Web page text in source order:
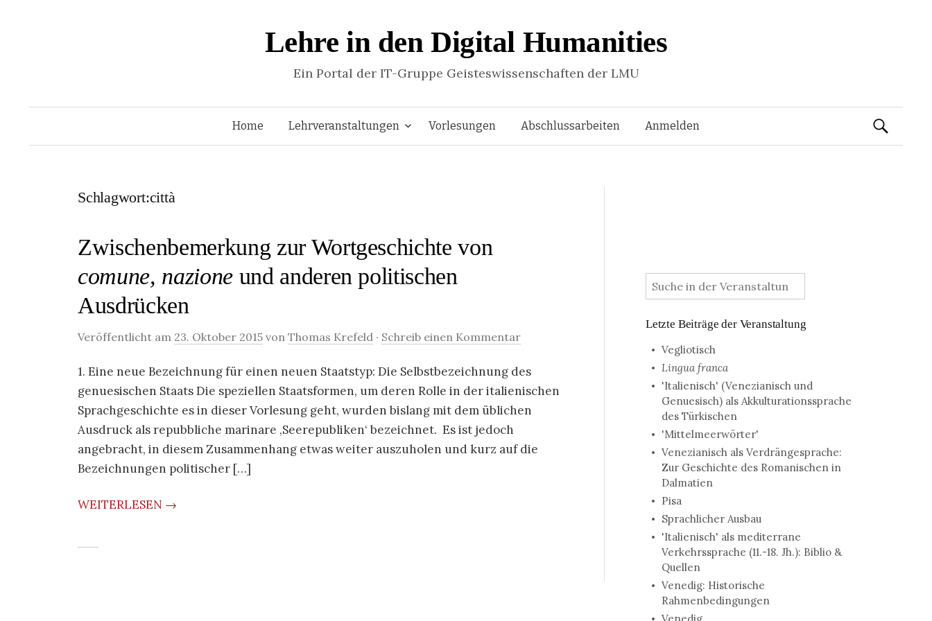
Lehre in den Digital Humanities
Ein Portal der IT-Gruppe Geisteswissenschaften der LMU
Springe
Home Lehrveranstaltungen Vorlesungen Abschlussarbeiten Anmelden Suchen
Schlagwort:città
Zwischenbemerkung zur Wortgeschichte von
comune, nazioneund anderen politischen
Ausdrücken
Veröffentlicht am 23. Oktober 2015 von Thomas Krefeld · Schreib einen Kommentar
1. Eine neue Bezeichnung für einen neuen Staatstyp: Die Selbstbezeichnung des
genuesischen Staats Die speziellen Staatsformen, um deren Rolle in der italienischen
Sprachgeschichte es in dieser Vorlesung geht, wurden bislang mit dem üblichen
Ausdruck als repubbliche marinare ‚Seerepubliken‘ bezeichnet. Es ist jedoch
angebracht, in diesem Zusammenhang etwas weiter auszuholen und kurz auf die
Bezeichnungen politischer […]
WEITERLESEN →
:
Letzte Beiträge der Veranstaltung
Vegliotisch
Lingua franca
'Italienisch' (Venezianisch und
Genuesisch) als Akkulturationssprache
des Türkischen
'Mittelmeerwörter'
Venezianisch als Verdrängesprache:
Zur Geschichte des Romanischen in
Dalmatien
Pisa
Sprachlicher Ausbau
'Italienisch' als mediterrane
Verkehrssprache (11.-18. Jh.): Biblio &
Quellen
Venedig: Historische
Rahmenbedingungen